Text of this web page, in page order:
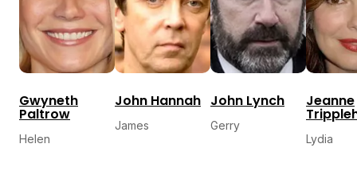
Gwyneth
Paltrow
Helen
John Hannah
James
John Lynch
Gerry
Jeanne
Lydia